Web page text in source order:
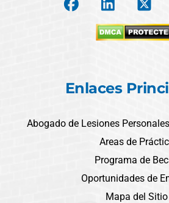
Enlaces
Abogado de Lesiones
Areas de
Programa de
Oportunidades de
Mapa del Sitio